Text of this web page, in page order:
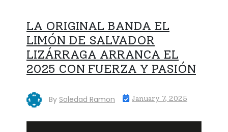
LA ORIGINAL BANDA EL
LIMÓN DE SALVADOR
LIZÁRRAGA ARRANCA EL
2025 CON FUERZA Y PASIÓN
By Soledad Ramon January 7, 2025